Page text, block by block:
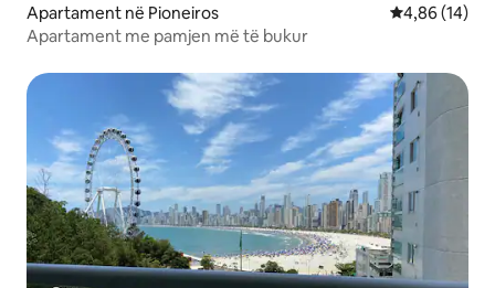
Apartament në Pioneiros Vlerësimi
4,86 (14)
Apartament me pamjen më të bukur